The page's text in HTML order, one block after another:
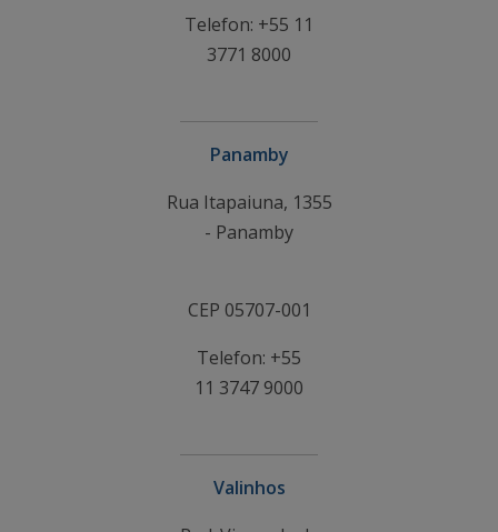
Telefon: +55 11
3771 8000
Panamby
Rua Itapaiuna, 1355
- Panamby
CEP 05707-001
Telefon: +55
11 3747 9000
Valinhos